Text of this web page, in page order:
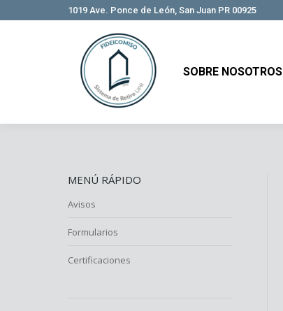
1019 Ave. Ponce de León, San Juan PR 00925
SOBRE NOSOTROS
MENÚ RÁPIDO
Avisos
Formularios
Certificaciones